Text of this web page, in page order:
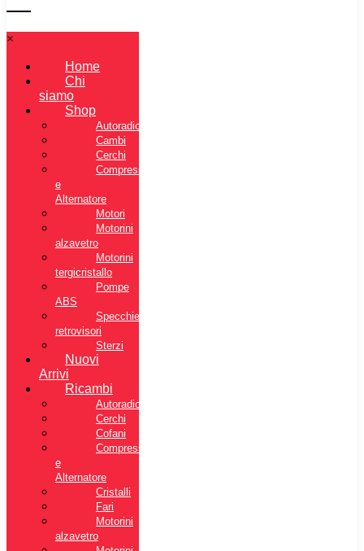
×
Home
Chi
siamo
Shop
Autoradio
Cambi
Cerchi
Compressore
e
Alternatore
Motori
Motorini
alzavetro
Motorini
tergicristallo
Pompe
ABS
Specchietti
retrovisori
Sterzi
Nuovi
Arrivi
Ricambi
Autoradio
Cerchi
Cofani
Compressore
e
Alternatore
Cristalli
Fari
Motorini
alzavetro